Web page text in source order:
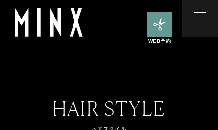
WEB予約
HAIR STYLE